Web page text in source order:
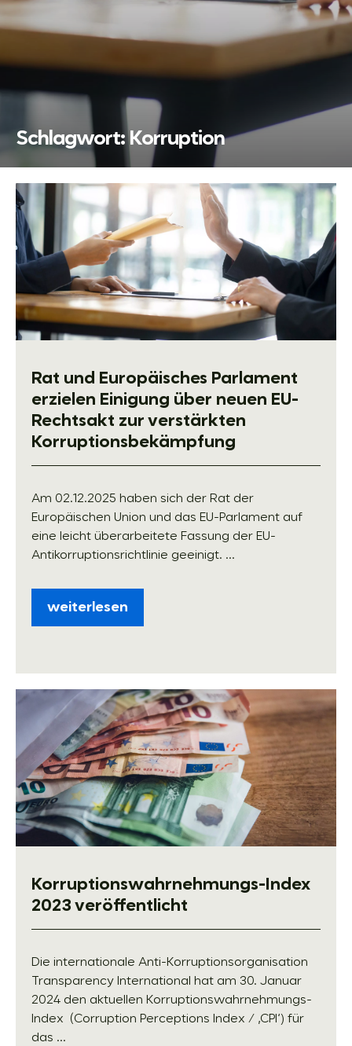
Schlagwort:Korruption
Rat und Europäisches Parlament
erzielen Einigung über neuen EU-
Rechtsakt zur verstärkten
Korruptionsbekämpfung
Am 02.12.2025 haben sich der Rat der
Europäischen Union und das EU-Parlament auf
eine leicht überarbeitete Fassung der EU-
Antikorruptionsrichtlinie geeinigt. ...
weiterlesen
Korruptionswahrnehmungs-Index
2023 veröffentlicht
Die internationale Anti-Korruptionsorganisation
Transparency International hat am 30. Januar
2024 den aktuellen Korruptionswahrnehmungs-
Index (Corruption Perceptions Index / ‚CPI‘) für
das ...